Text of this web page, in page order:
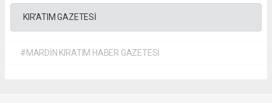
KIR'ATIM GAZETESİ
#MARDİN KIRATIM HABER GAZETESİ